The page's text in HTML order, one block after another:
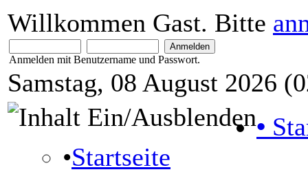
Willkommen Gast. Bitte
Anmelden mit Benutzername und Passwort.
Samstag, 08 August 2026
•
•Startseite